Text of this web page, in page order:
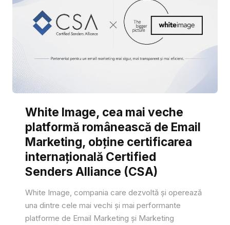
White Image, cea mai veche
platformă românească de Email
Marketing, obține certificarea
internațională Certified
Senders Alliance (CSA)
White Image, compania care dezvoltă și operează
una dintre cele mai vechi și mai performante
platforme de Email Marketing și Marketing